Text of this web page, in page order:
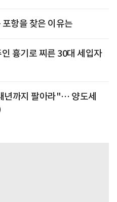
항을 찾은 이유는
흉기로 찌른 30대 세입자
년까지 팔아라"… 양도세